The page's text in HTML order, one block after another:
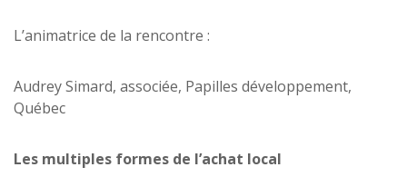
L’animatrice de la rencontre :
Audrey Simard, associée, Papilles développement,
Québec
Les multiples formes de l’achat local